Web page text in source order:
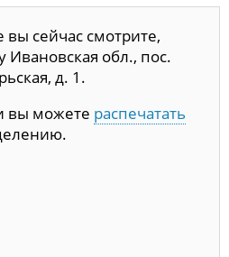
сейчас смотрите,
Ивановская обл., пос.
д. 1.
вы можете распечатать